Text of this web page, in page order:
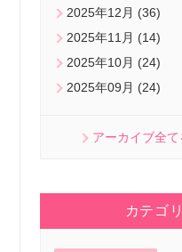
2025年12月 (36)
2025年11月 (14)
2025年10月 (24)
2025年09月 (24)
アーカイブ全
カテゴリ